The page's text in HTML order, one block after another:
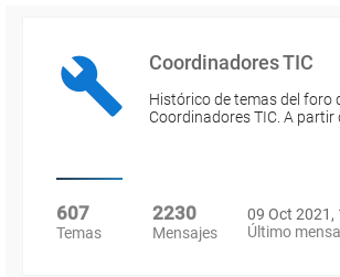
Coordinadores TIC
Histórico de temas del foro
Coordinadores TIC. A partir
607
Temas
2230
Mensajes
09 Oct 2021,
Último